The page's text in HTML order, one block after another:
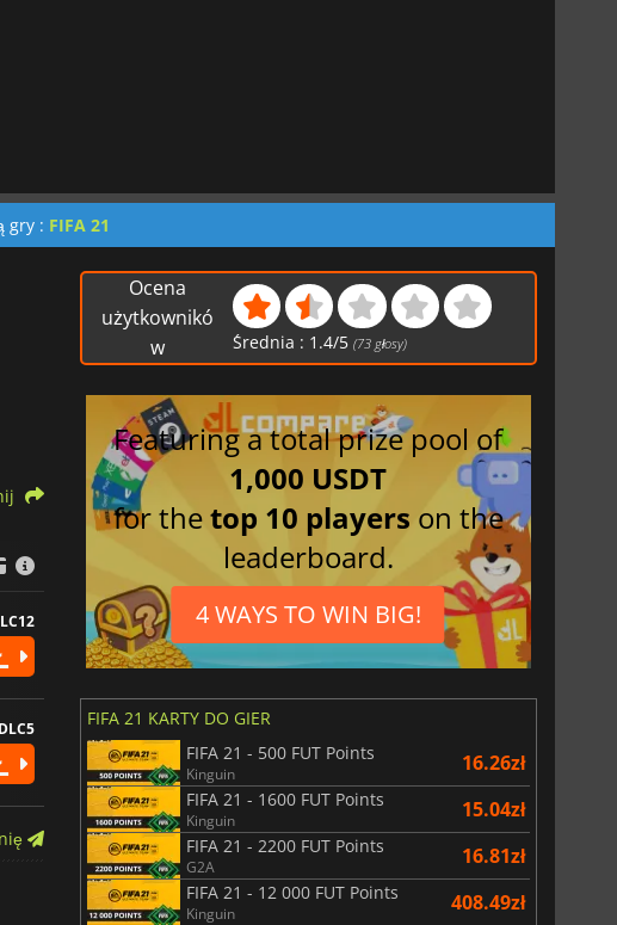
gry : FIFA 21
Ocena
użytkownikó
w
Średnia : 1.4/5 (73 głosy)
Featuring a total prize pool of
1,000 USDT
for thetop 10 players on the
leaderboard.
4 WAYS TO WIN BIG!
FIFA 21 KARTY DO GIER
FIFA 21 - 500 FUT Points
Kinguin 16.26zł
FIFA 21 - 1600 FUT Points
Kinguin 15.04zł
FIFA 21 - 2200 FUT Points
G2A 16.81zł
FIFA 21 - 12 000 FUT Points
Kinguin 408.49zł